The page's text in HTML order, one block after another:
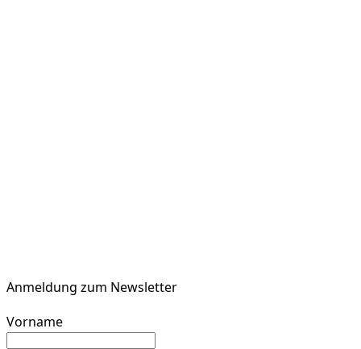
Anmeldung zum Newsletter
Vorname